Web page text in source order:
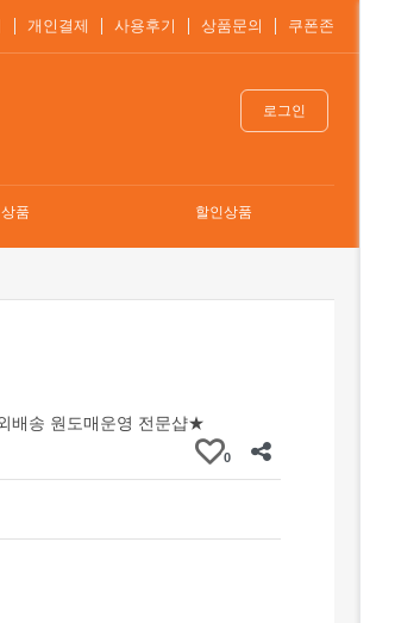
개인결제 사용후기 상품문의 쿠폰존
로그인
품 할인상품
배송 원도매운영 전문샵★
0